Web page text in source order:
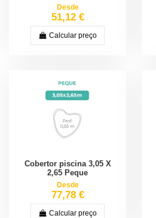
Desde
51,12 €
Calcular preço
Cobertor piscina 3,05 X
2,65 Peque
Desde
77,78 €
Calcular preço